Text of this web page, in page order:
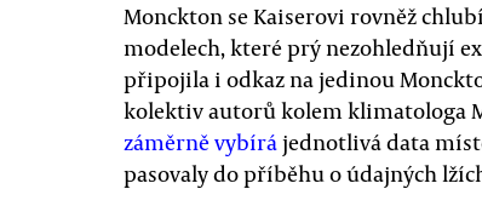
Monckton se Kaiserovi rovněž
modelech, které prý nezohledňují
připojila i odkaz na jedinou
kolektiv autorů kolem klimatologa
záměrně vybírájednotlivá data
pasovaly do příběhu o údajných